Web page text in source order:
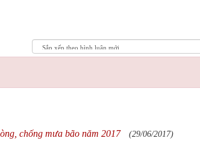
chống mưa bão năm 2017 (29/06/2017)